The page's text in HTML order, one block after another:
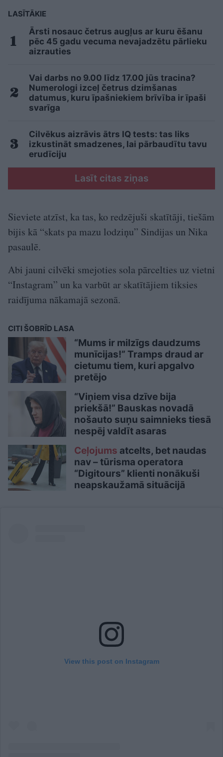
LASĪTĀKIE
Ārsti nosauc četrus augļus ar kuru ēšanu
pēc 45 gadu vecuma nevajadzētu pārlieku
aizrauties
Vai darbs no 9.00 līdz 17.00 jūs tracina?
Numerologi izceļ četrus dzimšanas
datumus, kuru īpašniekiem brīvība ir īpaši
svarīga
Cilvēkus aizrāvis ātrs IQ tests: tas liks
izkustināt smadzenes, lai pārbaudītu tavu
erudīciju
Lasīt citas ziņas
Sieviete atzīst, ka tas, ko redzējuši skatītāji, tiešām
bijis kā “skats pa mazu lodziņu” Sindijas un Nika
pasaulē.
Abi jauni cilvēki smejoties sola pārcelties uz vietni
“Instagram” un ka varbūt ar skatītājiem tiksies
raidījuma nākamajā sezonā.
CITI ŠOBRĪD LASA
“Mums ir milzīgs daudzums
munīcijas!” Tramps draud ar
cietumu tiem, kuri apgalvo
pretējo
“Viņiem visa dzīve bija
priekšā!” Bauskas novadā
nošauto suņu saimnieks tiesā
nespēj valdīt asaras
Ceļojums atcelts, bet naudas
nav – tūrisma operatora
“Digitours” klienti nonākuši
neapskaužamā situācijā
View this post on Instagram